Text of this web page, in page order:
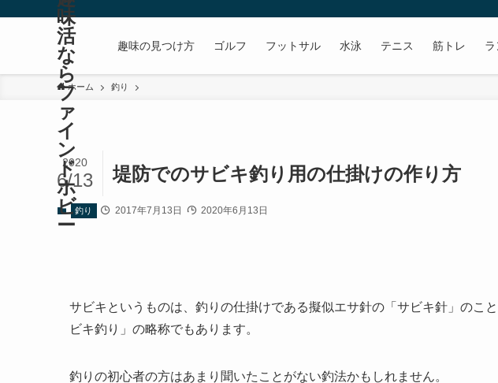
味
活
な
ら
フ
ァ
イ
ン
ド
ホ
ビ
ー
趣味の見つけ方 ゴルフ フットサル 水泳 テニス 筋トレ
ホーム 釣り
堤防でのサビキ釣り用の仕掛けの作り方
2020
6/13
釣り 2017年7月13日 2020年6月13日
サビキというものは、釣りの仕掛けである擬似エサ針の「サビキ針」のこ
ビキ釣り」の略称でもあります。
釣りの初心者の方はあまり聞いたことがない釣法かもしれません。